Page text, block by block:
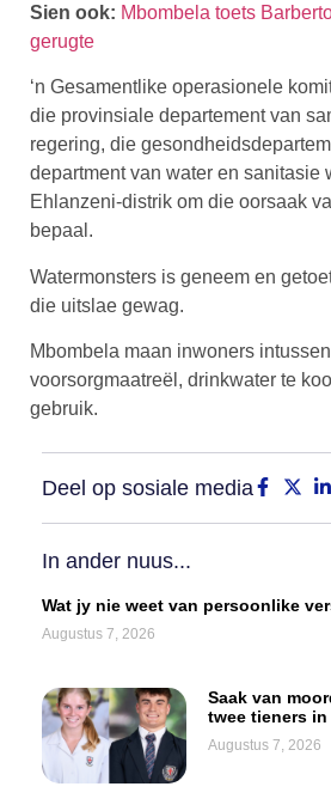
Sien ook: Mbombela toets
gerugte
‘n Gesamentlike operasionele
die provinsiale departement van
regering, die
department van water en sanitasie
Ehlanzeni-distrik om die oorsaak
bepaal.
Watermonsters is geneem en
die uitslae gewag.
Mbombela maan inwoners intussen
voorsorgmaatreël, drinkwater te
gebruik.
Deel op sosiale media
In ander nuus...
Wat jy nie weet van persoonlike
Augustus 7, 2026
Saak van
twee tieners
Augustus 7, 2026